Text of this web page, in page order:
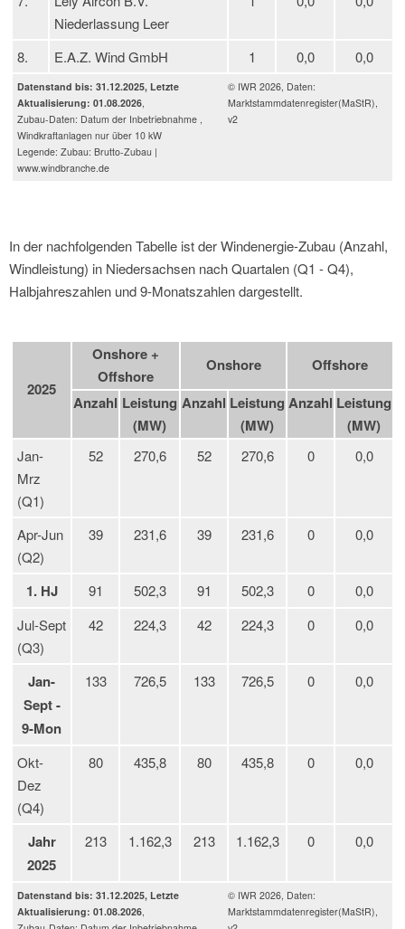
Niederlassung Leer
8. E.A.Z. Wind GmbH 1 0,0 0,0
Datenstand bis: 31.12.2025, Letzte
Aktualisierung: 01.08.2026,
Zubau-Daten: Datum der Inbetriebnahme ,
Windkraftanlagen nur über 10 kW
Legende: Zubau: Brutto-Zubau |
www.windbranche.de
© IWR 2026, Daten:
Marktstammdatenregister(MaStR),
v2
In der nachfolgenden Tabelle ist der Windenergie-Zubau (Anzahl,
Windleistung) in Niedersachsen nach Quartalen (Q1 - Q4),
Halbjahreszahlen und 9-Monatszahlen dargestellt.
2025
Onshore +
Offshore
Onshore
Offshore
Anzahl Leistung
(MW)
Anzahl Leistung
(MW)
Anzahl Leistung
(MW)
Jan-
Mrz
(Q1)
52 270,6 52 270,6 0 0,0
Apr-Jun
(Q2)
39 231,6 39 231,6 0 0,0
1. HJ 91 502,3 91 502,3 0
0,0
Jul-Sept
(Q3)
42 224,3 42 224,3 0 0,0
Jan-
Sept -
9-Mon
133 726,5 133 726,5 0 0,0
Okt-
Dez
(Q4)
80 435,8 80 435,8 0 0,0
Jahr
2025
213 1.162,3 213 1.162,3 0 0,0
Datenstand bis: 31.12.2025, Letzte
Aktualisierung: 01.08.2026,
© IWR 2026, Daten:
Marktstammdatenregister(MaStR),